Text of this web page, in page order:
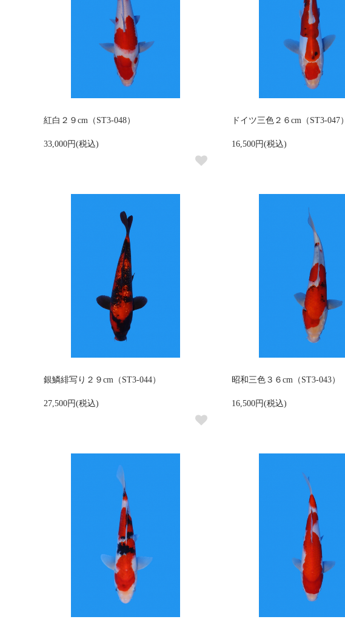
紅白２９cm（ST3-048）
33,000円(税込)
ドイツ三色２６cm（ST3-047）
16,500円(税込)
銀鱗緋写り２９cm（ST3-044）
27,500円(税込)
昭和三色３６cm（ST3-043）
16,500円(税込)